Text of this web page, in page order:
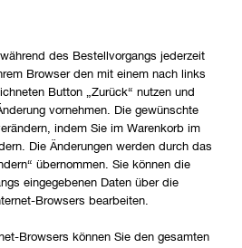
des Bestellvorgangs jederzeit
Browser den mit einem nach links
Button „Zurück“ nutzen und
vornehmen. Die gewünschte
indem Sie im Warenkorb im
Die Änderungen werden durch das
übernommen. Sie können die
eingegebenen Daten über die
Browsers bearbeiten.
Browsers können Sie den gesamten